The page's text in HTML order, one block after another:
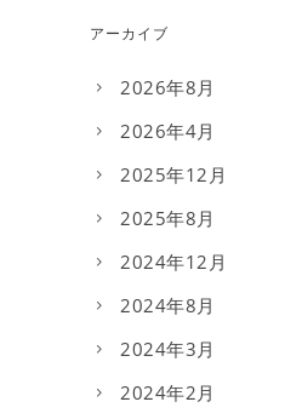
アーカイブ
2026年8月
2026年4月
2025年12月
2025年8月
2024年12月
2024年8月
2024年3月
2024年2月